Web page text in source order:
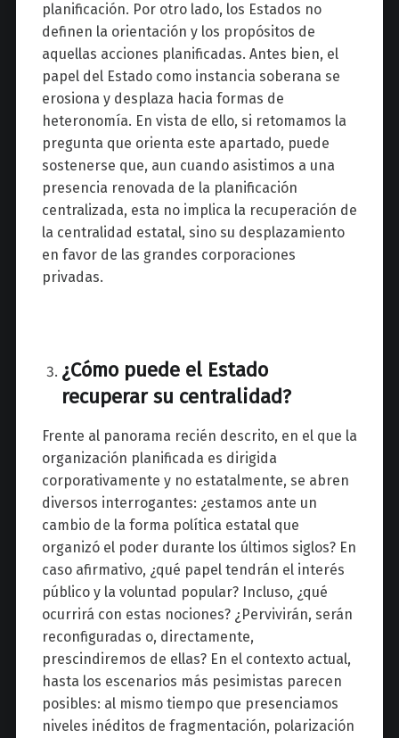
planificación. Por otro lado, los Estados no
definen la orientación y los propósitos de
aquellas acciones planificadas. Antes bien, el
papel del Estado como instancia soberana se
erosiona y desplaza hacia formas de
heteronomía. En vista de ello, si retomamos la
pregunta que orienta este apartado, puede
sostenerse que, aun cuando asistimos a una
presencia renovada de la planificación
centralizada, esta no implica la recuperación de
la centralidad estatal, sino su desplazamiento
en favor de las grandes corporaciones
privadas.
¿Cómo puede el Estado
recuperar su centralidad?
Frente al panorama recién descrito, en el que la
organización planificada es dirigida
corporativamente y no estatalmente, se abren
diversos interrogantes: ¿estamos ante un
cambio de la forma política estatal que
organizó el poder durante los últimos siglos? En
caso afirmativo, ¿qué papel tendrán el interés
público y la voluntad popular? Incluso, ¿qué
ocurrirá con estas nociones? ¿Pervivirán, serán
reconfiguradas o, directamente,
prescindiremos de ellas? En el contexto actual,
hasta los escenarios más pesimistas parecen
posibles: al mismo tiempo que presenciamos
niveles inéditos de fragmentación, polarización